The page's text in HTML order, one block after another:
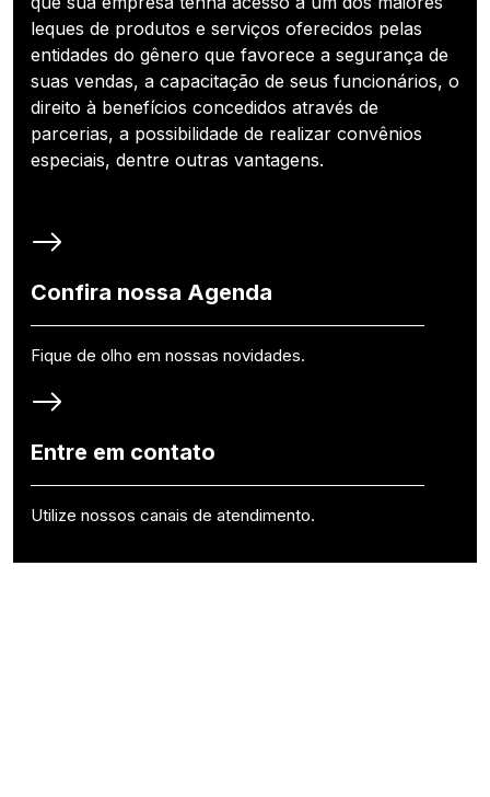
leques de produtos e serviços oferecidos pelas
entidades do gênero que favorece a segurança de
suas vendas, a capacitação de seus funcionários, o
direito à benefícios concedidos através de
parcerias, a possibilidade de realizar convênios
especiais, dentre outras vantagens.
Confira nossa Agenda
Fique de olho em nossas novidades.
Entre em contato
Utilize nossos canais de atendimento.